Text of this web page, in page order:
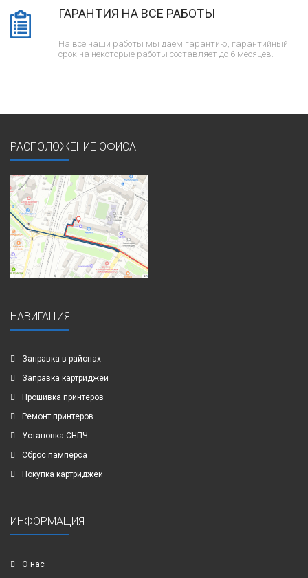
ГАРАНТИЯ НА ВСЕ РАБОТЫ
На все наши работы мы даем гарантию, гарантийный
срок на некоторые работы составляет до 6 месяцев.
РАСПОЛОЖЕНИЕ ОФИСА
НАВИГАЦИЯ
Заправка в районах
Заправка картриджей
Прошивка принтеров
Ремонт принтеров
Установка СНПЧ
Сброс памперса
Покупка картриджей
ИНФОРМАЦИЯ
О нас